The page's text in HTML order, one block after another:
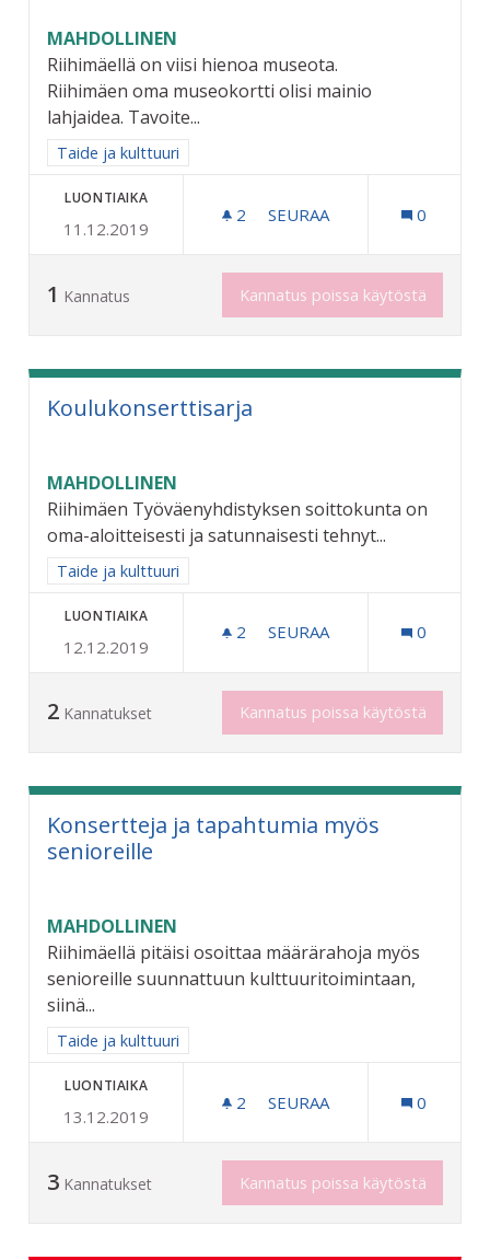
MAHDOLLINEN
Riihimäellä on viisi hienoa museota.
Riihimäen oma museokortti olisi mainio
lahjaidea. Tavoite...
Rajaa tulokset aihepiirin mukaan: Taide ja kulttuuri
Taide ja kulttuuri
LUONTIAIKA
11.12.2019
2 2 SEURAAJAA
SEURAA 0
1 Kannatus Kannatus poissa käytöstä
Koulukonserttisarja
MAHDOLLINEN
Riihimäen Työväenyhdistyksen soittokunta on
oma-aloitteisesti ja satunnaisesti tehnyt...
Rajaa tulokset aihepiirin mukaan: Taide ja kulttuuri
Taide ja kulttuuri
LUONTIAIKA
12.12.2019
2 2 SEURAAJAA
SEURAA 0
2 Kannatukset Kannatus poissa käytöstä
Konsertteja ja tapahtumia myös
senioreille
MAHDOLLINEN
Riihimäellä pitäisi osoittaa määrärahoja myös
senioreille suunnattuun kulttuuritoimintaan,
siinä...
Rajaa tulokset aihepiirin mukaan: Taide ja kulttuuri
Taide ja kulttuuri
LUONTIAIKA
13.12.2019
2 2 SEURAAJAA
SEURAA 0
3 Kannatukset Kannatus poissa käytöstä